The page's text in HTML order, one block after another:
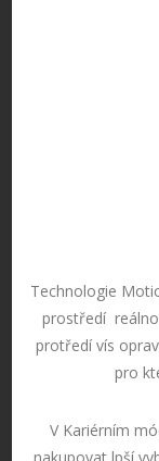
Technologie
prostředí
protředí vís
pro
V Kariérním